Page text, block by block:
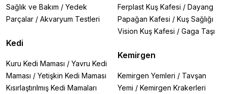
Sağlık ve Bakım / Yedek
Parçalar / Akvaryum Testleri
Kedi
Kuru Kedi Maması / Yavru Kedi
Maması / Yetişkin Kedi Maması
Kısırlaştırılmış Kedi Mamaları
Ferplast Kuş Kafesi / Dayang
Papağan Kafesi / Kuş Sağlığı
Vision Kuş Kafesi / Gaga Taşı
Kemirgen
Kemirgen Yemleri / Tavşan
Yemi / Kemirgen Krakerleri